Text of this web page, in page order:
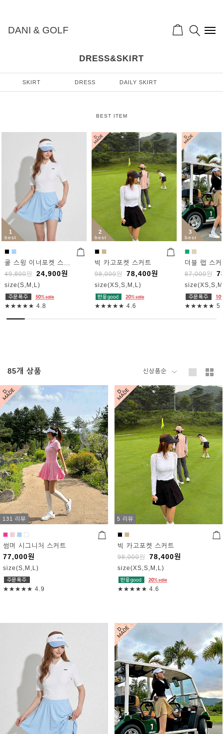
DANI & GOLF
DRESS&SKIRT
SKIRT DRESS DAILY SKIRT
BEST ITEM
1
best
쿨 스윙 이너포켓 스커트
49,800원 24,900원
size(S,M,L)
★★★★★ 4.8
2
best
빅 카고포켓 스커트
98,000원 78,400원
size(XS,S,M,L)
★★★★★ 4.6
3
best
더블 랩 스
87,000원
★★★★★ 5
85개 상품
131 리뷰
썸머 시그니처 스커트
77,000원
size(S,M,L)
★★★★★ 4.9
5 리뷰
빅 카고포켓 스커트
98,000원 78,400원
size(XS,S,M,L)
★★★★★ 4.6